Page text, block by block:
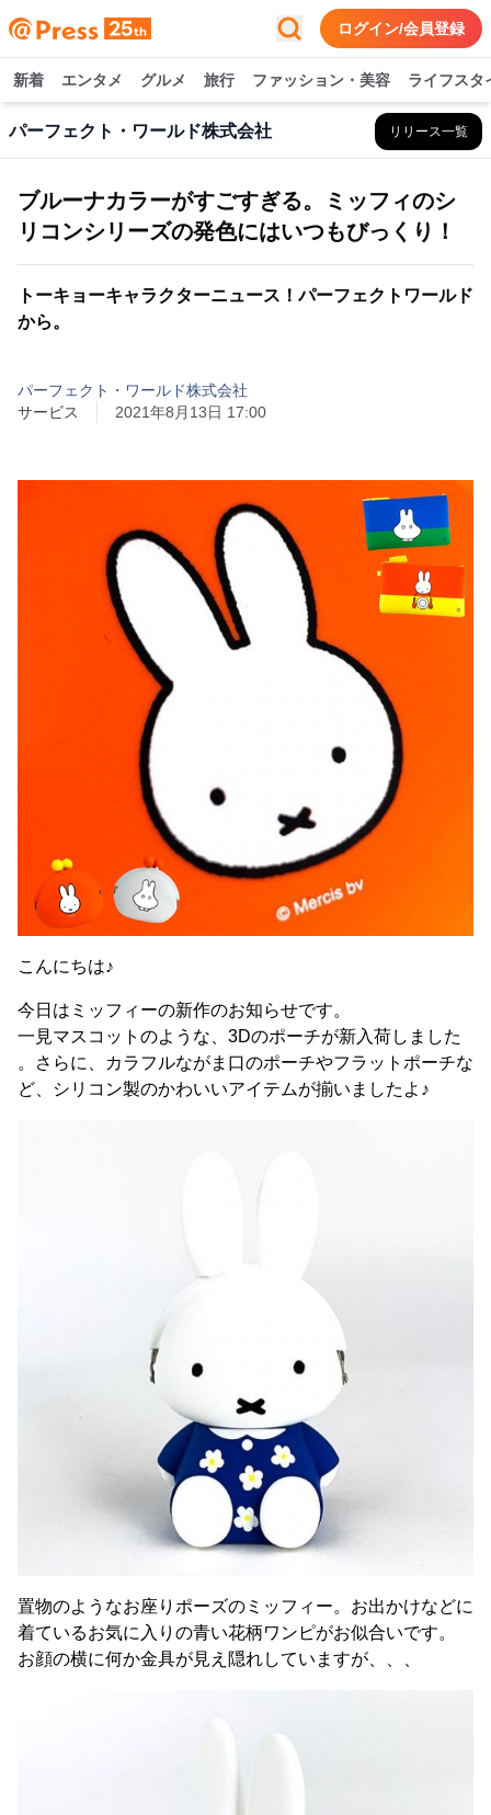
ログイン/会員登録
新着 エンタメ グルメ 旅行 ファッション・美容 ライフスタ
パーフェクト・ワールド株式会社 リリース一覧
ブルーナカラーがすごすぎる。ミッフィのシ
リコンシリーズの発色にはいつもびっくり！
トーキョーキャラクターニュース！パーフェクトワールド
から。
パーフェクト・ワールド株式会社
サービス
2021年8月13日 17:00
こんにちは♪
今日はミッフィーの新作のお知らせです。
一見マスコットのような、3Dのポーチが新入荷しました
。さらに、カラフルながま口のポーチやフラットポーチな
ど、シリコン製のかわいいアイテムが揃いましたよ♪
置物のようなお座りポーズのミッフィー。お出かけなどに
着ているお気に入りの青い花柄ワンピがお似合いです。
お顔の横に何か金具が見え隠れしていますが、、、